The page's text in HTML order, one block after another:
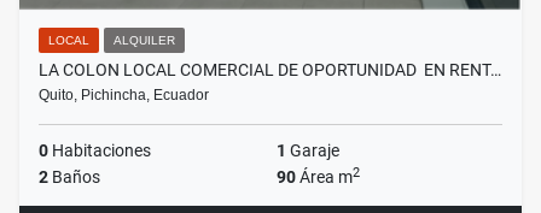
LOCAL ALQUILER
LA COLON LOCAL COMERCIAL DE OPORTUNIDAD EN RENT…
Quito, Pichincha, Ecuador
0 Habitaciones 1 Garaje
2 Baños 90Área m2